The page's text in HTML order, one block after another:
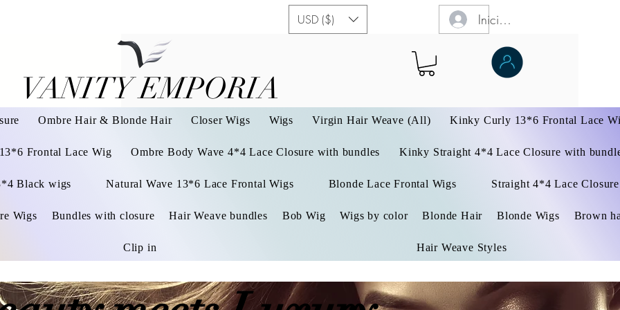
USD ($) Iniciar sesión
VANITY EMPORIA
VANITY EMPORIA
Ombre Hair & Blonde Hair Closer Wigs Wigs Virgin Hair Weave (All) Kinky Curly 13*6 Frontal Lace
Frontal Lace Wig Ombre Body Wave 4*4 Lace Closure with bundles Kinky Straight 4*4 Lace Closure with
Black wigs Natural Wave 13*6 Lace Frontal Wigs Blonde Lace Frontal Wigs Straight 4*4 Lace Closure
Wigs Bundles with closure Hair Weave bundles Bob Wig Wigs by color Blonde Hair Blonde Wigs Brown
Clip in Hair Weave Styles